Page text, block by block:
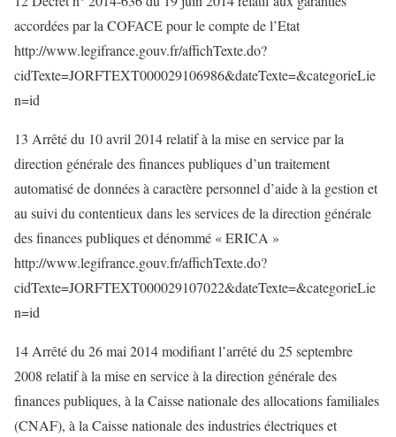
accordées par la COFACE pour le compte de l’Etat
http://www.legifrance.gouv.fr/affichTexte.do?
cidTexte=JORFTEXT000029106986&dateTexte=&categorieLie
n=id
13 Arrêté du 10 avril 2014 relatif à la mise en service par la
direction générale des finances publiques d’un traitement
automatisé de données à caractère personnel d’aide à la gestion et
au suivi du contentieux dans les services de la direction générale
des finances publiques et dénommé « ERICA »
http://www.legifrance.gouv.fr/affichTexte.do?
cidTexte=JORFTEXT000029107022&dateTexte=&categorieLie
n=id
14 Arrêté du 26 mai 2014 modifiant l’arrêté du 25 septembre
2008 relatif à la mise en service à la direction générale des
finances publiques, à la Caisse nationale des allocations familiales
(CNAF), à la Caisse nationale des industries électriques et